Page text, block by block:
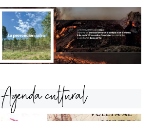
Agenda cultural